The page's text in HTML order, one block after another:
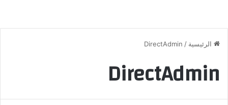
الرئيسية /
DirectAdmin
DirectAdmin